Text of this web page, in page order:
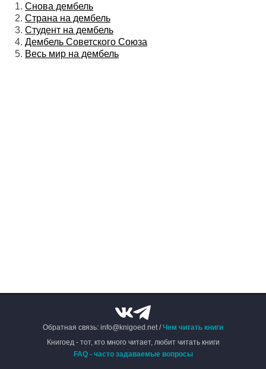
1. Снова дембель
2. Страна на дембель
3. Студент на дембель
4. Дембель Советского Союза
5. Весь мир на дембель
Обратная связь: info@knigoed.net /Чем читать книги
Книгоед - тот, кто много читает, любит читать книги
FAQ - часто задаваемые вопросы